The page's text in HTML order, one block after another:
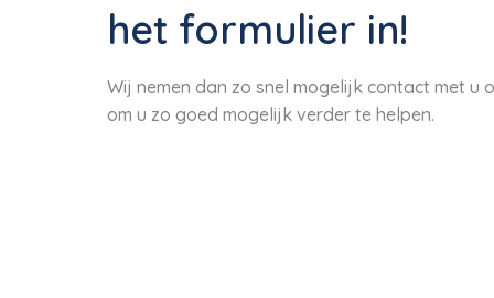
het formulier in!
Wij nemen dan zo snel mogelijk contact met u
om u zo goed mogelijk verder te helpen.